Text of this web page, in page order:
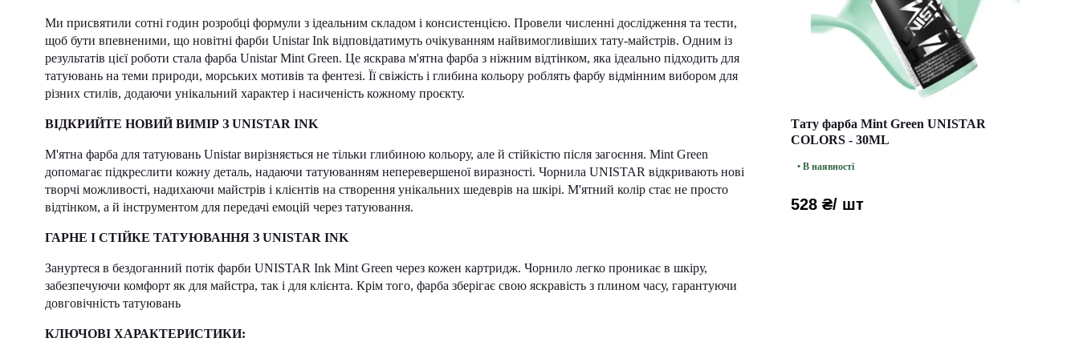
Ми присвятили сотні годин розробці формули з ідеальним складом і консистенцією. Провели численні дослідження та тести,
щоб бути впевненими, що новітні фарби Unistar Ink відповідатимуть очікуванням найвимогливіших тату-майстрів. Одним із
результатів цієї роботи стала фарба Unistar Mint Green. Це яскрава м'ятна фарба з ніжним відтінком, яка ідеально підходить для
татуювань на теми природи, морських мотивів та фентезі. Її свіжість і глибина кольору роблять фарбу відмінним вибором для
різних стилів, додаючи унікальний характер і насиченість кожному проєкту.
ВІДКРИЙТЕ НОВИЙ ВИМІР З UNISTAR INK
М'ятна фарба для татуювань Unistar вирізняється не тільки глибиною кольору, але й стійкістю після загоєння. Mint Green
допомагає підкреслити кожну деталь, надаючи татуюванням неперевершеної виразності. Чорнила UNISTAR відкривають нові
творчі можливості, надихаючи майстрів і клієнтів на створення унікальних шедеврів на шкірі. М'ятний колір стає не просто
відтінком, а й інструментом для передачі емоцій через татуювання.
ГАРНЕ І СТІЙКЕ ТАТУЮВАННЯ З UNISTAR INK
Зануртеся в бездоганний потік фарби UNISTAR Ink Mint Green через кожен картридж. Чорнило легко проникає в шкіру,
забезпечуючи комфорт як для майстра, так і для клієнта. Крім того, фарба зберігає свою яскравість з плином часу, гарантуючи
довговічність татуювань
КЛЮЧОВІ ХАРАКТЕРИСТИКИ:
Тату фарба Mint Green UNISTAR
COLORS - 30ML
• В наявності
528 ₴/ шт